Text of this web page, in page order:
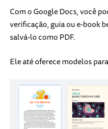
Com o Google Docs, você
verificação, guia ou e-book
salvá-lo como PDF.
Ele até oferece modelos